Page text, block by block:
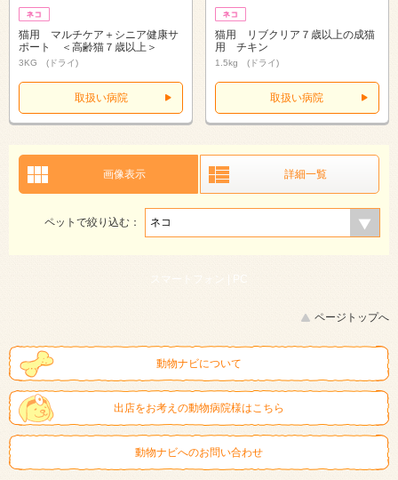
猫用 マルチケア＋シニア健康サ
ポート ＜高齢猫７歳以上＞
3KG (ドライ)
取扱い病院
猫用 リブクリア７歳以上の成猫
用 チキン
1.5kg (ドライ)
取扱い病院
画像表示 詳細一覧
ペットで絞り込む：
スマートフォン | PC
ページトップへ
動物ナビについて
出店をお考えの動物病院様はこちら
動物ナビへのお問い合わせ